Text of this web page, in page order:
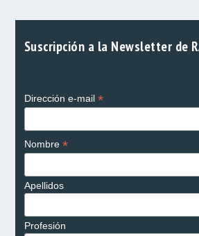
Suscripción a la Newsletter de
Dirección e-mail *
Nombre *
Apellidos
Profesión